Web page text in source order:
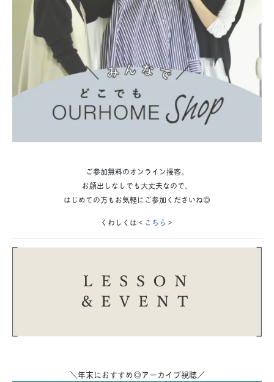
ご参加無料のオンライン接客。
お顔出しなしでも大丈夫なので、
はじめての方もお気軽にご参加くださいね◎
くわしくは＜ こちら ＞
＼年末におすすめ◎アーカイブ視聴／